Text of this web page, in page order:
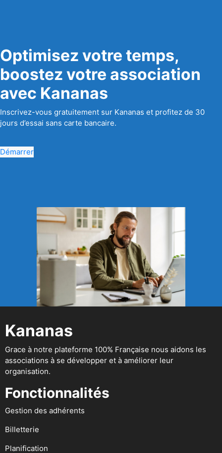
Optimisez votre temps,
boostez votre association
avec Kananas
Inscrivez-vous gratuitement sur Kananas et profitez de 30
jours d’essai sans carte bancaire.
Démarrer
Kananas
Grace à notre plateforme 100% Française nous aidons les
associations à se développer et à améliorer leur
organisation.
Fonctionnalités
Gestion des adhérents
Billetterie
Planification